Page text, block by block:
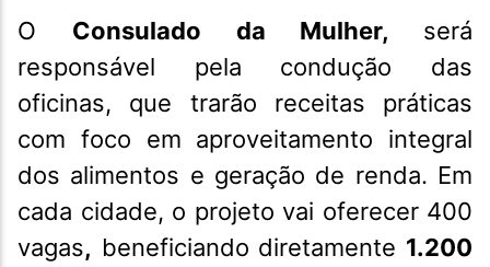
O Consulado da Mulher, será
responsável pela condução das
oficinas, que trarão receitas práticas
com foco em aproveitamento integral
dos alimentos e geração de renda. Em
cada cidade, o projeto vai oferecer 400
vagas, beneficiando diretamente 1.200